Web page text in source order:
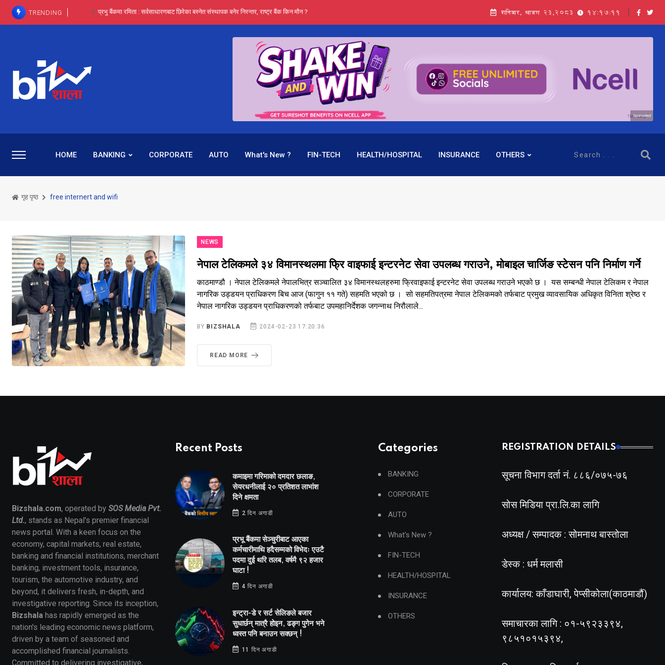
TRENDING प्रभू बैंकका सञ्चालक बस्नेतमाथि राष्ट्र बैंकको ‘कन्सर्न’, प्रवक्ता भन्छन्- समूह फेरेर सञ्चालक पदमा बस्न मिल्दैन
प्रभू बैंकमा सेञ्चुरीबाट आएका कर्मचारीमाथि हदैसम्मको विभेदः एउटै पदमा दुई थरि तलब, वर्षमै ९२ हजार घाटा !
कमाइमा गरिमाको दमदार छलाङ, सेयरधनीलाई २० प्रतिशत लाभांश दिने क्षमता
प्रभु बैंकमा रमिता : सर्वसाधारणबाट छिरेका बस्नेत संस्थापक बनेर निरन्तर, राष्ट्र बैंक किन मौन ?
शनिबार, श्रावण २३,२०८३ 14:17:11
Sponsored
HOME BANKING CORPORATE AUTO What's New ? FIN-TECH HEALTH/HOSPITAL INSURANCE OTHERS
गृह पृष्ठ free internert and wifi
NEWS
नेपाल टेलिकमले ३४ विमानस्थलमा फ्रि वाइफाई इन्टरनेट सेवा उपलब्ध गराउने, मोबाइल चार्जिङ स्टेसन पनि निर्माण गर्ने
काठमाण्डौ । नेपाल टेलिकमले नेपालभित्र सञ्चालित ३४ विमानस्थलहरुमा फ्रिवाइफाई इन्टरनेट सेवा उपलब्ध गराउने भएको छ । यस सम्बन्धी नेपाल टेलिकम र नेपाल
नागरिक उड्डयन प्राधिकरण बिच आज (फागुन ११ गते) सहमति भएको छ । सो सहमतिपत्रमा नेपाल टेलिकमको तर्फबाट प्रमुख व्यावसायिक अधिकृत विनिता श्रेष्ठ र
नेपाल नागरिक उड्डयन प्राधिकरणको तर्फबाट उपमहानिर्देशक जगन्नाथ निरौलाले...
BY BIZSHALA 2024-02-23 17:20:36
READ MORE
Bizshala.com, operated by SOS Media Pvt.
Ltd., stands as Nepal's premier financial
news portal. With a keen focus on the
economy, capital markets, real estate,
banking and financial institutions, merchant
banking, investment tools, insurance,
tourism, the automotive industry, and
beyond, it delivers fresh, in-depth, and
investigative reporting. Since its inception,
Bizshala has rapidly emerged as the
nation's leading economic news platform,
driven by a team of seasoned and
accomplished financial journalists.
Committed to delivering investigative,
Recent Posts
कमाइमा गरिमाको दमदार छलाङ,
सेयरधनीलाई २० प्रतिशत लाभांश
दिने क्षमता
2 दिन अगाडी
प्रभू बैंकमा सेञ्चुरीबाट आएका
कर्मचारीमाथि हदैसम्मको विभेदः एउटै
पदमा दुई थरि तलब, वर्षमै ९२ हजार
घाटा !
4 दिन अगाडी
इन्ट्रा-डे र सर्ट सेलिङले बजार
सुधार्छन् मात्रै होइन, ढङ्ग पुगेन भने
ध्वस्त पनि बनाउन सक्छन् !
11 दिन अगाडी
Categories
BANKING
CORPORATE
AUTO
What's New ?
FIN-TECH
HEALTH/HOSPITAL
INSURANCE
OTHERS
REGISTRATION DETAILS
सूचना विभाग दर्ता नं. ८८६/०७५-७६
सोस मिडिया प्रा.लि.का लागि
अध्यक्ष / सम्पादक : सोमनाथ बास्तोला
डेस्क : धर्म मलासी
कार्यालय: काँडाघारी, पेप्सीकोला(काठमाडौं)
समाचारका लागि : ०१-५९२३३९४,
९८५१०१५३९४,